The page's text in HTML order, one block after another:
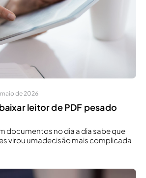
de 2026
leitor de PDF pesado
documentos no dia a dia sabe que
virou umadecisão mais complicada